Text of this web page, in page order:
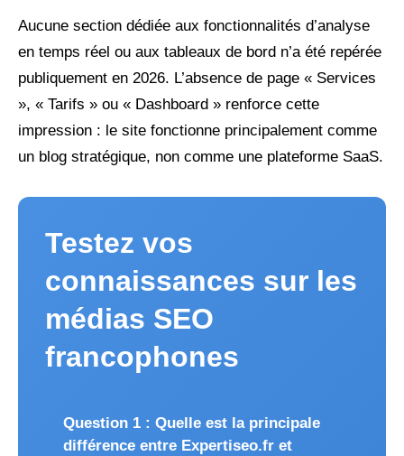
Aucune section dédiée aux fonctionnalités d’analyse
en temps réel ou aux tableaux de bord n’a été repérée
publiquement en 2026. L’absence de page « Services
», « Tarifs » ou « Dashboard » renforce cette
impression : le site fonctionne principalement comme
un blog stratégique, non comme une plateforme SaaS.
Testez vos
connaissances sur les
médias SEO
francophones
Question 1 : Quelle est la principale
différence entre Expertiseo.fr et